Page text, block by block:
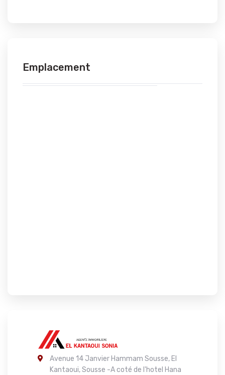
Emplacement
Avenue 14 Janvier Hammam Sousse, El
Kantaoui, Sousse -A coté de l'hotel Hana